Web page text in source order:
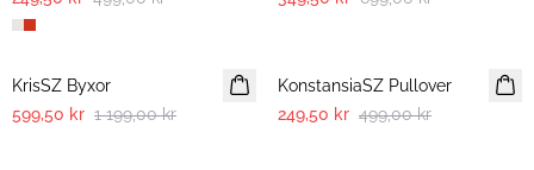
-50%
KrisSZ Byxor
599,50 kr 1 199,00 kr
KonstansiaSZ Pullover
249,50 kr 499,00 kr